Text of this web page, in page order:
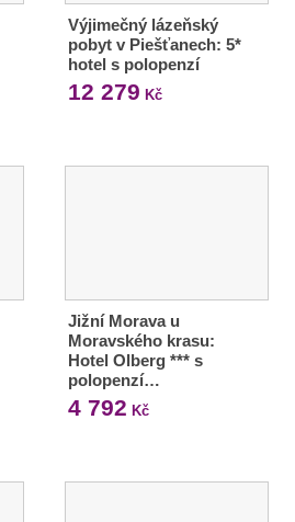
Výjimečný lázeňský
pobyt v Piešťanech: 5*
hotel s polopenzí
12 279 Kč
Jižní Morava u
Moravského krasu:
Hotel Olberg *** s
polopenzí…
4 792 Kč